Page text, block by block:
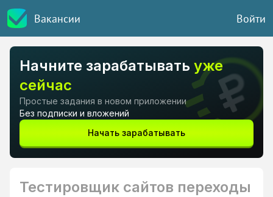
Вакансии Войти
Начните зарабатывать уже
сейчас
Простые задания в новом приложении
Без подписки и вложений
Начать зарабатывать
Тестировщик сайтов переходы